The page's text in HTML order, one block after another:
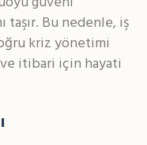
taşır. Bu nedenle, iş
kriz yönetimi
itibari için hayati